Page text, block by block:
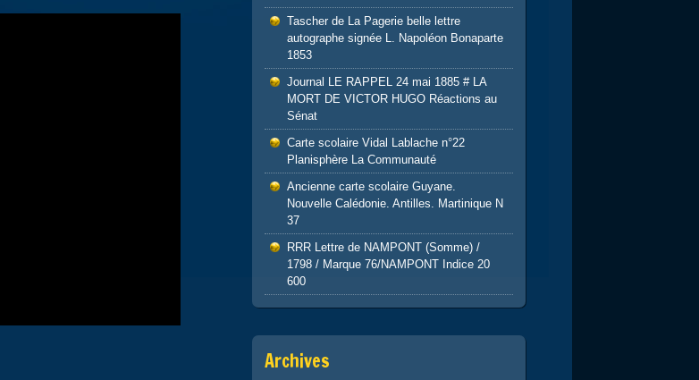
Tascher de La Pagerie belle lettre
autographe signée L. Napoléon Bonaparte
1853
Journal LE RAPPEL 24 mai 1885 # LA
MORT DE VICTOR HUGO Réactions au
Sénat
Carte scolaire Vidal Lablache n°22
Planisphère La Communauté
Ancienne carte scolaire Guyane.
Nouvelle Calédonie. Antilles. Martinique N
37
RRR Lettre de NAMPONT (Somme) /
1798 / Marque 76/NAMPONT Indice 20
600
Archives